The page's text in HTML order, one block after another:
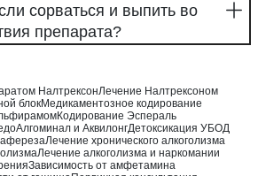
сорваться и выпить во
препарата?
НалтрексонЛечение Налтрексоном
блокМедикаментозное кодирование
Кодирование Эспераль
Алгоминал и АквилонгДетоксикация УБОД
Лечение хронического алкоголизма
Лечение алкоголизма и наркомании
Зависимость от амфетамина